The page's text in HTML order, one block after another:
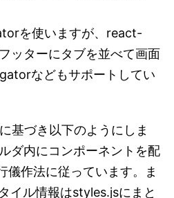
を使いますが、react-
ッターにタブを並べて画面
などもサポートしてい
基づき以下のようにしま
ダ内にコンポーネントを配
儀作法に従っています。ま
イル情報はstyles.jsにまと